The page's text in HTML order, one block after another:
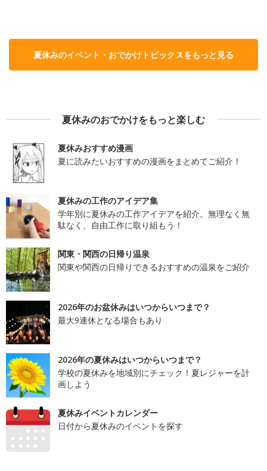
夏休みのイベント・おでかけトピックスをもっと見る
夏休みのおでかけをもっと楽しむ
夏休みおすすめ漫画
夏に読みたいおすすめの漫画をまとめてご紹介！
夏休みの工作のアイデア集
学年別に夏休みの工作アイデアを紹介。無理なく無
駄なく、自由工作に取り組もう！
関東・関西の日帰り温泉
関東や関西の日帰りできるおすすめの温泉をご紹介
2026年のお盆休みはいつからいつまで？
最大9連休となる場合もあり
2026年の夏休みはいつからいつまで？
学校の夏休みを地域別にチェック！夏レジャーを計
画しよう
夏休みイベントカレンダー
日付から夏休みのイベントを探す